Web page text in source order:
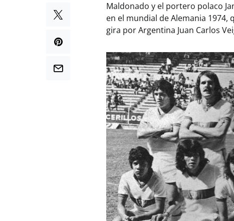
Maldonado y el portero polaco
en el mundial de Alemania
gira por Argentina Juan Carlos